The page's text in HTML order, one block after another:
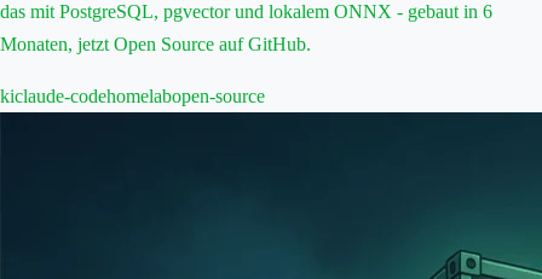
das mit PostgreSQL, pgvector und lokalem ONNX - gebaut in 6
Monaten, jetzt Open Source auf GitHub.
kiclaude-codehomelabopen-source